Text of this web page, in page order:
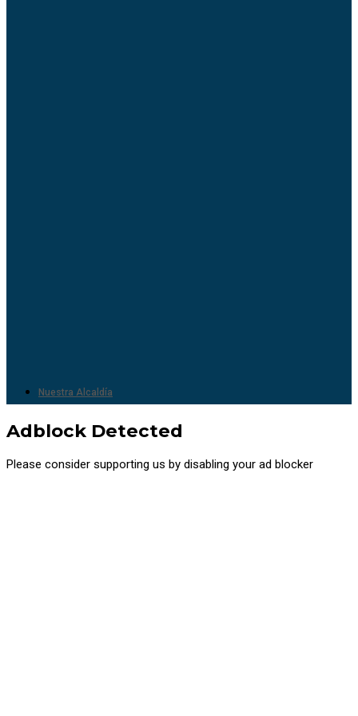
Nuestra Alcaldía
Adblock Detected
Please consider supporting us by disabling your ad blocker